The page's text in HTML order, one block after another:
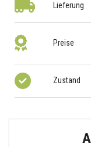
Lieferung
Preise
Zustand